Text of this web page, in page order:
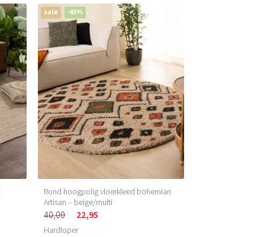
sale -43%
Rond hoogpolig vloerkleed bohemian
Artisan – beige/multi
40,00 22,95
Hardloper